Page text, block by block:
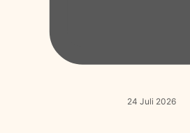
24 Juli 2026